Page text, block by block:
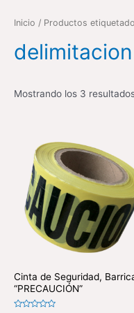
Inicio / Productos
delimitacion
Mostrando los 3
Cinta de Seguridad,
“PRECAUCIÓN”